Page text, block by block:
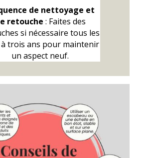
de nettoyage et
retouche : Faites des
si nécessaire tous les
à trois ans pour maintenir
un aspect neuf.